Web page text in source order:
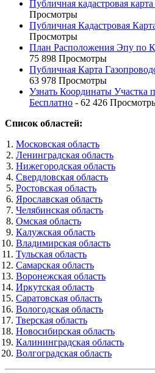
Публичная кадастровая
Просмотры
Публичная Кадастровая
Просмотры
План Расположения Эпу по
75 898 Просмотры
Публичная Карта
63 978 Просмотры
Узнать Координаты Участка
Бесплатно - 62 426
Список областей:
Московская область
Ленинградская область
Нижегородская область
Свердловская область
Ростовская область
Ярославская область
Челябинская область
Омская область
Калужская область
Владимирская область
Тульская область
Самарская область
Воронежская область
Иркутская область
Саратовская область
Вологодская область
Тверская область
Новосибирская область
Калининградская область
Волгоградская область